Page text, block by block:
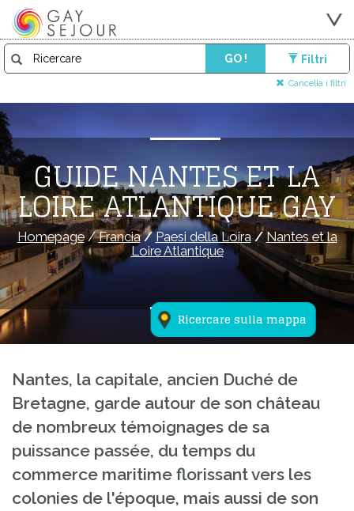
GO ! Filtri
Cancella i filtri
Ricercare sulla mappa
GUIDE NANTES ET LA
LOIRE ATLANTIQUE GAY
Homepage/Francia/Paesi della Loira/Nantes et la
Loire Atlantique
Nantes, la capitale, ancien Duché de
Bretagne, garde autour de son château
de nombreux témoignages de sa
puissance passée, du temps du
commerce maritime florissant vers les
colonies de l'époque, mais aussi de son